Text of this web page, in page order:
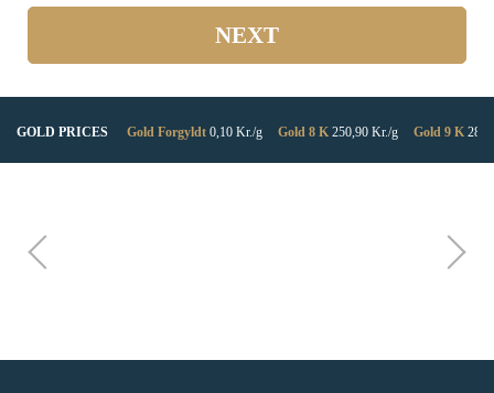
NEXT
GOLD PRICES Gold Forgyldt 0,10 Kr./g Gold 8 K 250,90 Kr./g Gold 9 K
Gold 14 K439,07 Kr./g Gold 18 K564,52 Kr./g Gold 21 K